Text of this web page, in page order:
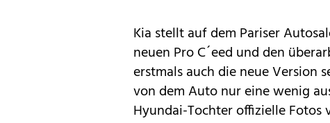
Kia stellt auf dem Pariser
neuen Pro C´eed und den
erstmals auch die neue Version
von dem Auto nur eine wenig
Hyundai-Tochter offizielle